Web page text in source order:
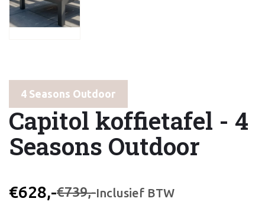
4 Seasons Outdoor
Capitol koffietafel - 4
Seasons Outdoor
€628,-€739,-Inclusief BTW